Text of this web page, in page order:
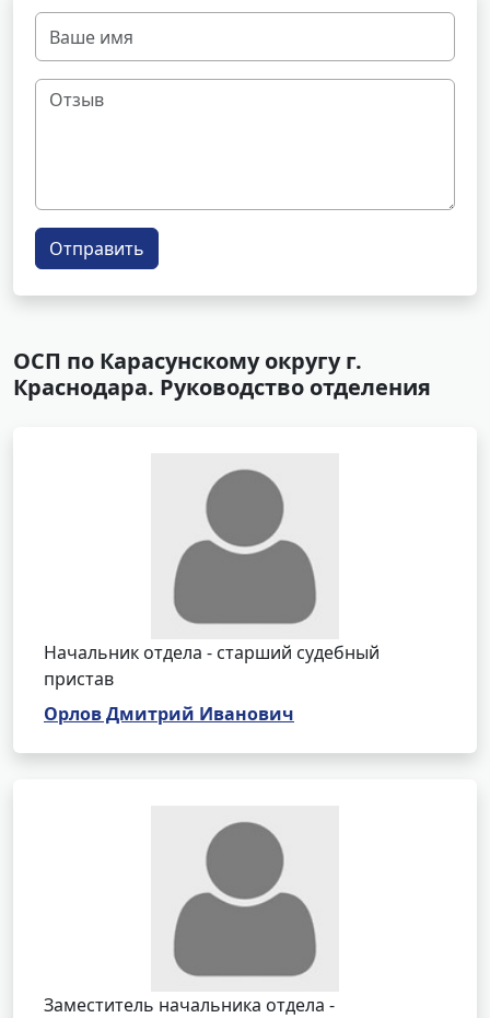
Отправить
ОСП по Карасунскому округу г.
Краснодара. Руководство отделения
Начальник отдела - старший судебный
пристав
Орлов Дмитрий Иванович
Заместитель начальника отдела -